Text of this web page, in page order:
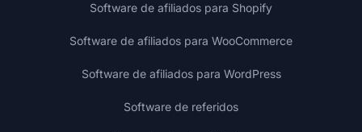
Software de afiliados para Shopify
Software de afiliados para WooCommerce
Software de afiliados para WordPress
Software de referidos